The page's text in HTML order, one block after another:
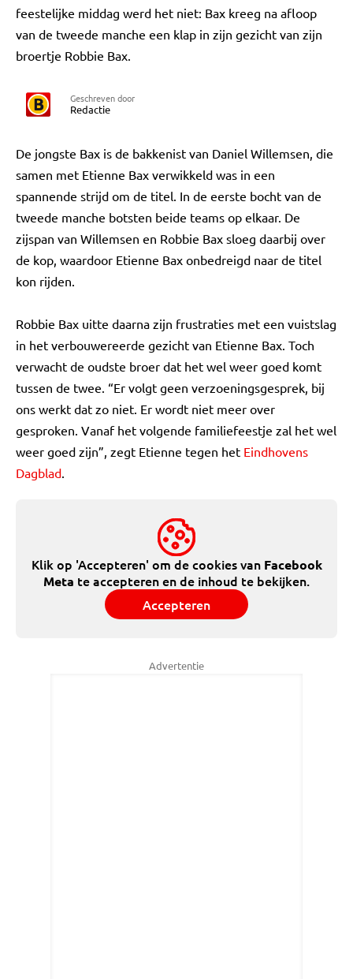
feestelijke middag werd het niet: Bax kreeg na afloop
van de tweede manche een klap in zijn gezicht van zijn
broertje Robbie Bax.
Geschreven door
Redactie
De jongste Bax is de bakkenist van Daniel Willemsen, die
samen met Etienne Bax verwikkeld was in een
spannende strijd om de titel. In de eerste bocht van de
tweede manche botsten beide teams op elkaar. De
zijspan van Willemsen en Robbie Bax sloeg daarbij over
de kop, waardoor Etienne Bax onbedreigd naar de titel
kon rijden.
Robbie Bax uitte daarna zijn frustraties met een vuistslag
in het verbouwereerde gezicht van Etienne Bax. Toch
verwacht de oudste broer dat het wel weer goed komt
tussen de twee. “Er volgt geen verzoeningsgesprek, bij
ons werkt dat zo niet. Er wordt niet meer over
gesproken. Vanaf het volgende familiefeestje zal het wel
weer goed zijn”, zegt Etienne tegen het Eindhovens
Dagblad.
Klik op 'Accepteren' om de cookies van Facebook
Meta te accepteren en de inhoud te bekijken.
Accepteren
Advertentie